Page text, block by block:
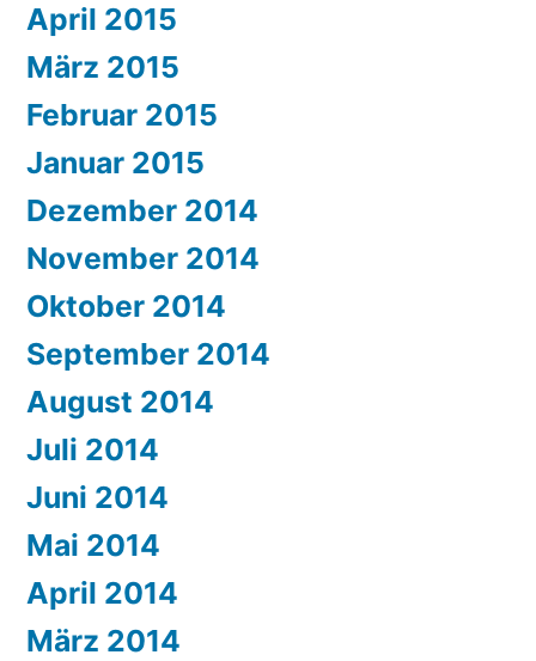
April 2015
März 2015
Februar 2015
Januar 2015
Dezember 2014
November 2014
Oktober 2014
September 2014
August 2014
Juli 2014
Juni 2014
Mai 2014
April 2014
März 2014